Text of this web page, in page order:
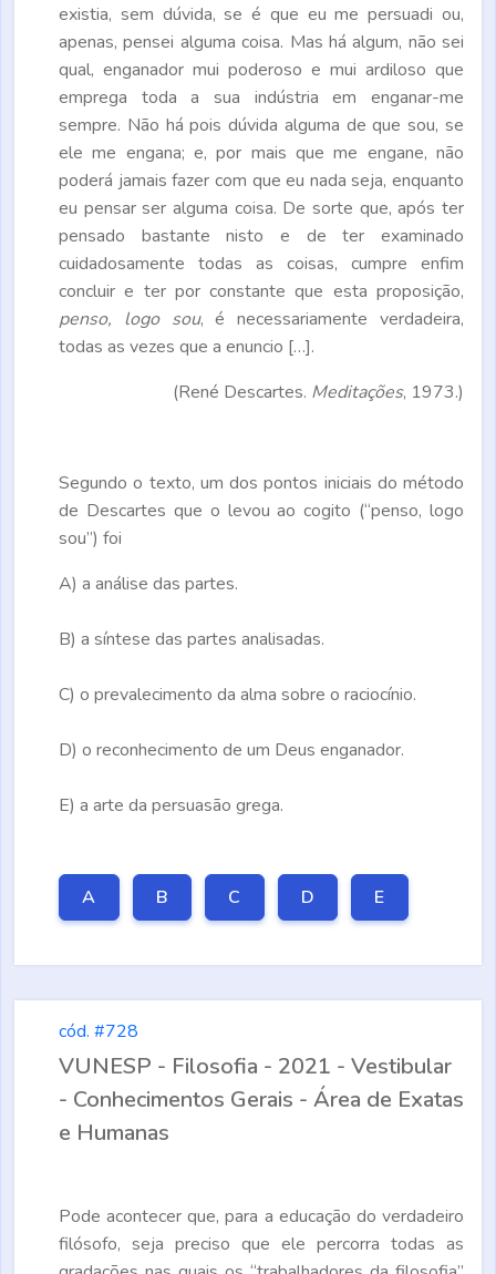
existia, sem dúvida, se é que eu me persuadi ou,
apenas, pensei alguma coisa. Mas há algum, não sei
qual, enganador mui poderoso e mui ardiloso que
emprega toda a sua indústria em enganar-me
sempre. Não há pois dúvida alguma de que sou, se
ele me engana; e, por mais que me engane, não
poderá jamais fazer com que eu nada seja, enquanto
eu pensar ser alguma coisa. De sorte que, após ter
pensado bastante nisto e de ter examinado
cuidadosamente todas as coisas, cumpre enfim
concluir e ter por constante que esta proposição,
penso, logo sou, é necessariamente verdadeira,
todas as vezes que a enuncio […].
(René Descartes. Meditações, 1973.)
Segundo o texto, um dos pontos iniciais do método
de Descartes que o levou ao cogito (“penso, logo
sou”) foi
A) a análise das partes.
B) a síntese das partes analisadas.
C) o prevalecimento da alma sobre o raciocínio.
D) o reconhecimento de um Deus enganador.
E) a arte da persuasão grega.
A B C D E
cód. #728
VUNESP - Filosofia - 2021 - Vestibular
- Conhecimentos Gerais - Área de Exatas
e Humanas
Pode acontecer que, para a educação do verdadeiro
filósofo, seja preciso que ele percorra todas as